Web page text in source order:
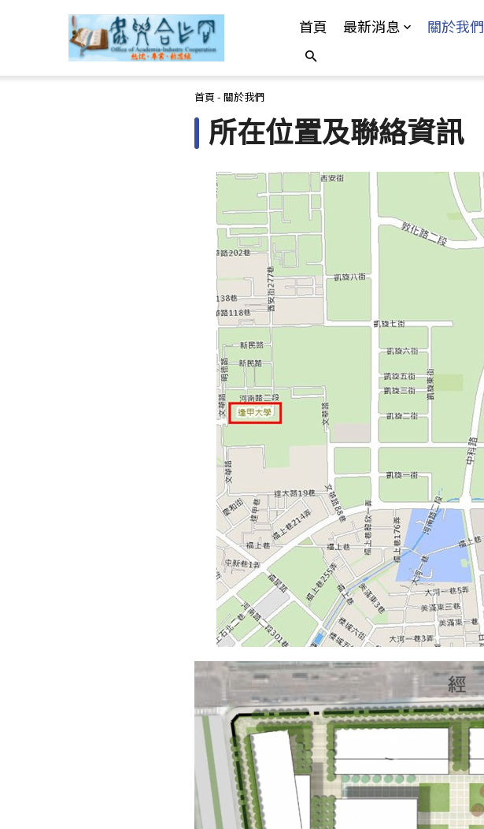
首頁 最新消息 關於我們
您在這裡
首頁 - 關於我們
所在位置及聯絡資訊